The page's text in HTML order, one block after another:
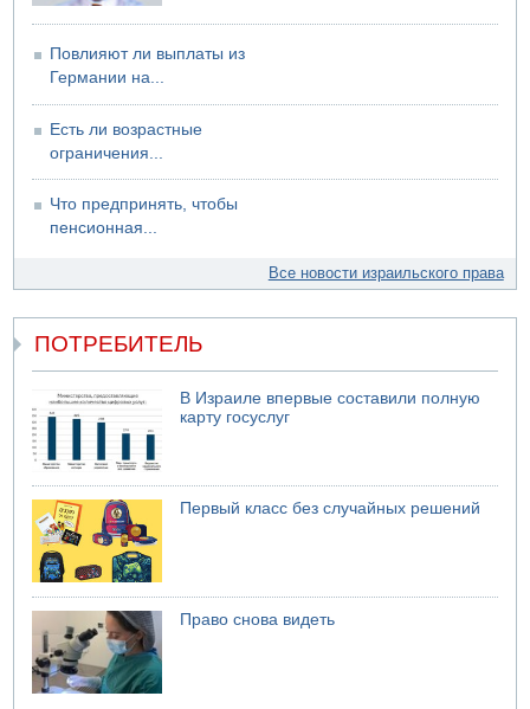
Повлияют ли выплаты из
Германии на...
Есть ли возрастные
ограничения...
Что предпринять, чтобы
пенсионная...
Все новости израильского права
ПОТРЕБИТЕЛЬ
В Израиле впервые составили полную
карту госуслуг
Первый класс без случайных решений
Право снова видеть